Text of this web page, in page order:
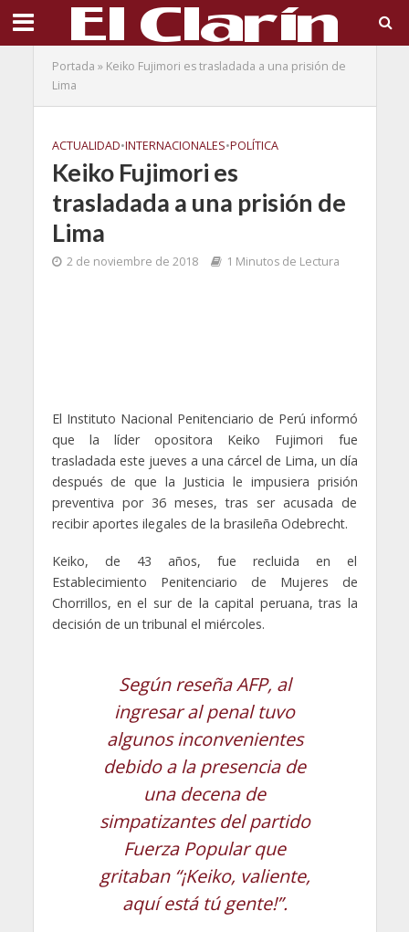
Portada » Keiko Fujimori es trasladada a una prisión de
Lima
ACTUALIDAD•INTERNACIONALES•POLÍTICA
Keiko Fujimori es
trasladada a una prisión de
Lima
2 de noviembre de 2018 1 Minutos de Lectura
El Instituto Nacional Penitenciario de Perú informó
que la líder opositora Keiko Fujimori fue
trasladada este jueves a una cárcel de Lima, un día
después de que la Justicia le impusiera prisión
preventiva por 36 meses, tras ser acusada de
recibir aportes ilegales de la brasileña Odebrecht.
Keiko, de 43 años, fue recluida en el
Establecimiento Penitenciario de Mujeres de
Chorrillos, en el sur de la capital peruana, tras la
decisión de un tribunal el miércoles.
Según reseña AFP, al
ingresar al penal tuvo
algunos inconvenientes
debido a la presencia de
una decena de
simpatizantes del partido
Fuerza Popular que
gritaban “¡Keiko, valiente,
aquí está tú gente!”.